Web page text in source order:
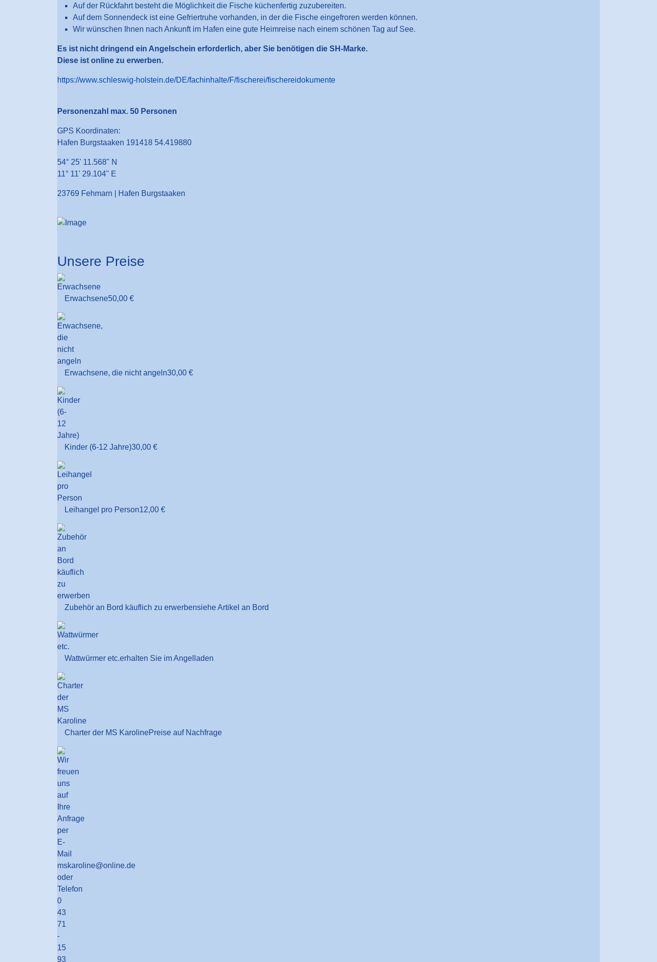
Auf der Rückfahrt besteht die Möglichkeit die Fische küchenfertig zuzubereiten.
Auf dem Sonnendeck ist eine Gefriertruhe vorhanden, in der die Fische eingefroren werden können.
Wir wünschen Ihnen nach Ankunft im Hafen eine gute Heimreise nach einem schönen Tag auf See.
Es ist nicht dringend ein Angelschein erforderlich, aber Sie benötigen die SH-Marke.
Diese ist online zu erwerben.
https://www.schleswig-holstein.de/DE/fachinhalte/F/fischerei/fischereidokumente
Personenzahl max. 50 Personen
GPS Koordinaten:
Hafen Burgstaaken 191418 54.419880
54° 25' 11.568" N
11° 11' 29.104" E
23769 Fehmarn | Hafen Burgstaaken
Unsere Preise
Erwachsene50,00 €
Erwachsene, die nicht angeln30,00 €
Kinder (6-12 Jahre)30,00 €
Leihangel pro Person12,00 €
Zubehör an Bord käuflich zu erwerbensiehe Artikel an Bord
Wattwürmer etc.erhalten Sie im Angelladen
Charter der MS KarolinePreise auf Nachfrage